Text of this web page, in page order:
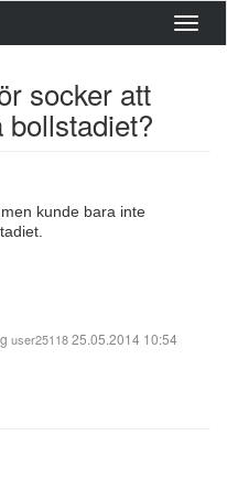
socker att
kunde bara inte
user2511825.05.2014 10:54